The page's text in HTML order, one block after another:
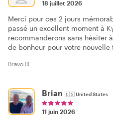
18 juillet 2026
Merci pour ces 2 jours
passé un excellent moment à
recommanderons sans hésiter
de bonheur pour votre nouvelle
Bravo !!!
Brian 🇺🇸United States
11 juin 2026